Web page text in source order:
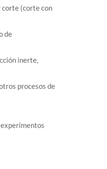
corte (corte con
de
inerte,
procesos de